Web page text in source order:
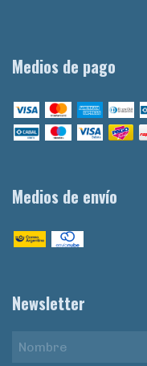
Medios de pago
Medios de envío
Newsletter